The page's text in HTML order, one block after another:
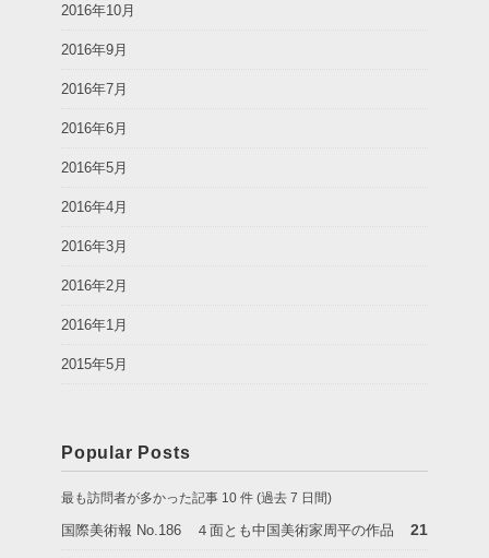
2016年10月
2016年9月
2016年7月
2016年6月
2016年5月
2016年4月
2016年3月
2016年2月
2016年1月
2015年5月
Popular Posts
最も訪問者が多かった記事 10 件 (過去 7 日間)
国際美術報 No.186 ４面とも中国美術家周平の作品 21